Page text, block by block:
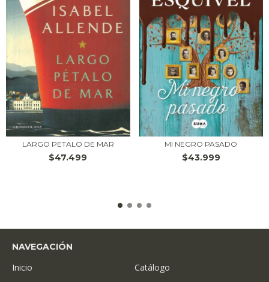
LARGO PETALO DE MAR
$47.499
MI NEGRO PASADO
$43.999
NAVEGACIÓN
Inicio Catálogo